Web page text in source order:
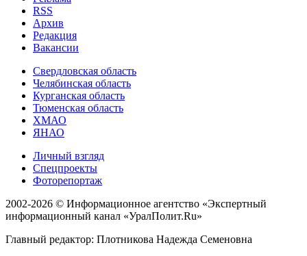
RSS
Архив
Редакция
Вакансии
Свердловская область
Челябинская область
Курганская область
Тюменская область
ХМАО
ЯНАО
Личный взгляд
Спецпроекты
Фоторепортаж
2002-2026 © Информационное агентство «Экспертный
информационный канал «УралПолит.Ru»
Главный редактор: Плотникова Надежда Семеновна